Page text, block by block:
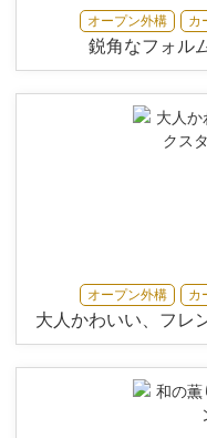
オープン外構 カ
鋭角なフォル
オープン外構 カ
大人かわいい、フ